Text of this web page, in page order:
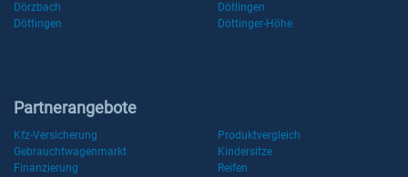
Dörzbach
Dötlingen
Döttingen
Döttinger-Höhe
Partnerangebote
Kfz-Versicherung
Produktvergleich
Gebrauchtwagenmarkt
Kindersitze
Finanzierung
Reifen